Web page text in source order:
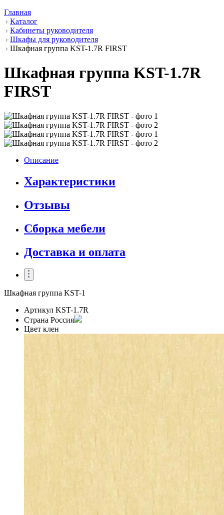
Главная
Каталог
Кабинеты руководителя
Шкафы для руководителя
Шкафная группа KST-1.7R FIRST
Шкафная группа KST-1.7R
FIRST
Описание
Характеристики
Отзывы
Сборка мебели
Доставка и оплата
Шкафная группа KST-1
Артикул KST-1.7R
Страна Россия
Цвет клен